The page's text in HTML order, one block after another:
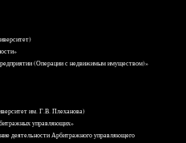
(Операции с недвижимым имуществом)»
им. Г.В. Плеханова)
управляющих»
деятельности Арбитражного управляющего